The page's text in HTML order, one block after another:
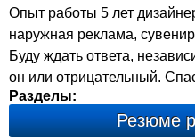
Опыт работы 5 лет
наружная реклама,
Буду ждать ответа,
он или отрицательный.
Разделы:
Резюме